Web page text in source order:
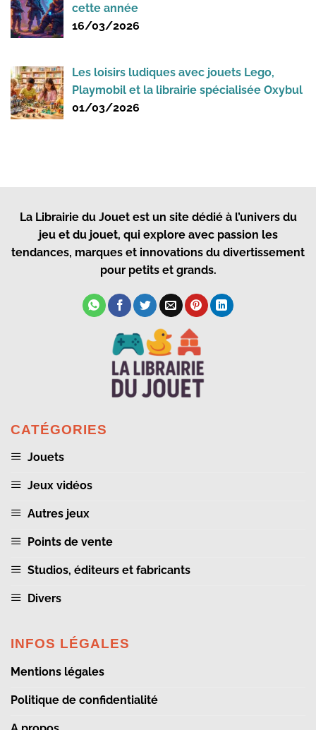
cette année
16/03/2026
Les loisirs ludiques avec jouets Lego,
Playmobil et la librairie spécialisée Oxybul
01/03/2026
La Librairie du Jouetest un site dédié à l’univers du
jeu et du jouet, qui explore avec passion les
tendances, marques et innovations du divertissement
pour petits et grands.
CATÉGORIES
Jouets
Jeux vidéos
Autres jeux
Points de vente
Studios, éditeurs et fabricants
Divers
INFOS LÉGALES
Mentions légales
Politique de confidentialité